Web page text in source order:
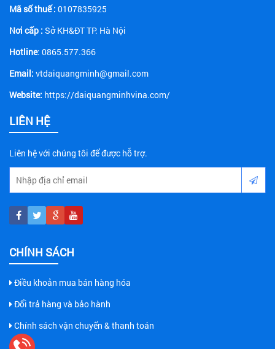
Mã số thuế : 0107835925
Nơi cấp : Sở KH&ĐT TP. Hà Nội
Hotline: 0865.577.366
Email: vtdaiquangminh@gmail.com
Website: https://daiquangminhvina.com/
LIÊN HỆ
Liên hệ với chúng tôi để được hỗ trợ.
CHÍNH SÁCH
Điều khoản mua bán hàng hóa
Đổi trả hàng và bảo hành
Chính sách vận chuyển & thanh toán